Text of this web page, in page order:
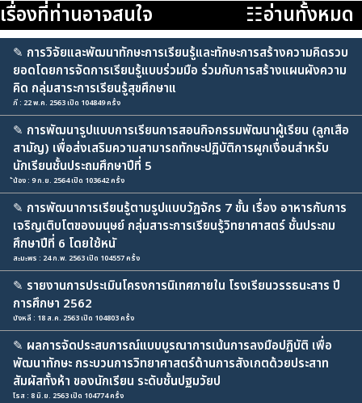
เรื่องที่ท่านอาจสนใจ ☷อ่านทั้งหมด
✎ การวิจัยและพัฒนาทักษะการเรียนรู้และทักษะการสร้างความคิดรวบ
ยอดโดยการจัดการเรียนรู้แบบร่วมมือ ร่วมกับการสร้างแผนผังความ
คิด กลุ่มสาระการเรียนรู้สุขศึกษาแ
ภี : 22 พ.ค. 2563 เปิด 104849 ครั้ง
✎ การพัฒนารูปแบบการเรียนการสอนกิจกรรมพัฒนาผู้เรียน (ลูกเสือ
สามัญ) เพื่อส่งเสริมความสามารถทักษะปฏิบัติการผูกเงื่อนสำหรับ
นักเรียนชั้นประถมศึกษาปีที่ 5
้น้อง : 9 ก.ย. 2564 เปิด 103642 ครั้ง
✎ การพัฒนาการเรียนรู้ตามรูปแบบวัฏจักร 7 ขั้น เรื่อง อาหารกับการ
เจริญเติบโตของมนุษย์ กลุ่มสาระการเรียนรู้วิทยาศาสตร์ ชั้นประถม
ศึกษาปีที่ 6 โดยใช้หนั
สะมะพร : 24 ก.พ. 2563 เปิด 104557 ครั้ง
✎ รายงานการประเมินโครงการนิเทศภายใน โรงเรียนวรรธนะสาร ปี
การศึกษา 2562
บังหลี : 18 ส.ค. 2563 เปิด 104803 ครั้ง
✎ ผลการจัดประสบการณ์แบบบูรณาการเน้นการลงมือปฏิบัติ เพื่อ
พัฒนาทักษะ กระบวนการวิทยาศาสตร์ด้านการสังเกตด้วยประสาท
สัมผัสทั้งห้า ของนักเรียน ระดับชั้นปฐมวัยป
โรส : 8 มิ.ย. 2563 เปิด 104774 ครั้ง